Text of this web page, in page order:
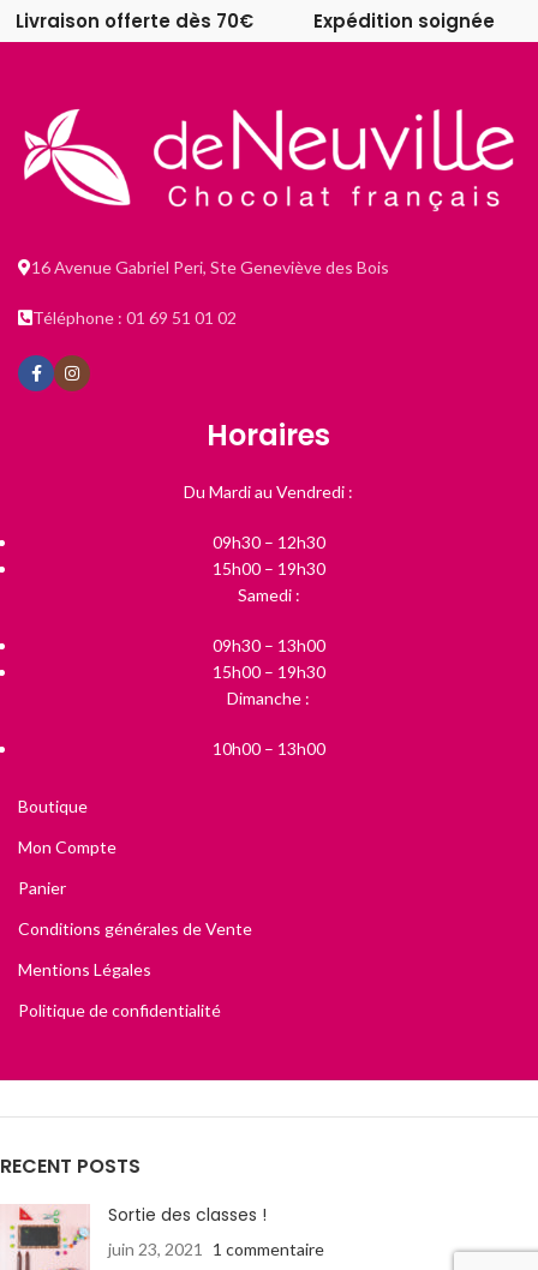
Livraison offerte dès 70€ Expédition soignée
16 Avenue Gabriel Peri, Ste Geneviève des Bois
Téléphone : 01 69 51 01 02
Horaires
Du Mardi au Vendredi :
09h30 – 12h30
15h00 – 19h30
Samedi :
09h30 – 13h00
15h00 – 19h30
Dimanche :
10h00 – 13h00
Boutique
Mon Compte
Panier
Conditions générales de Vente
Mentions Légales
Politique de confidentialité
RECENT POSTS
Sortie des classes !
juin 23, 2021 1 commentaire